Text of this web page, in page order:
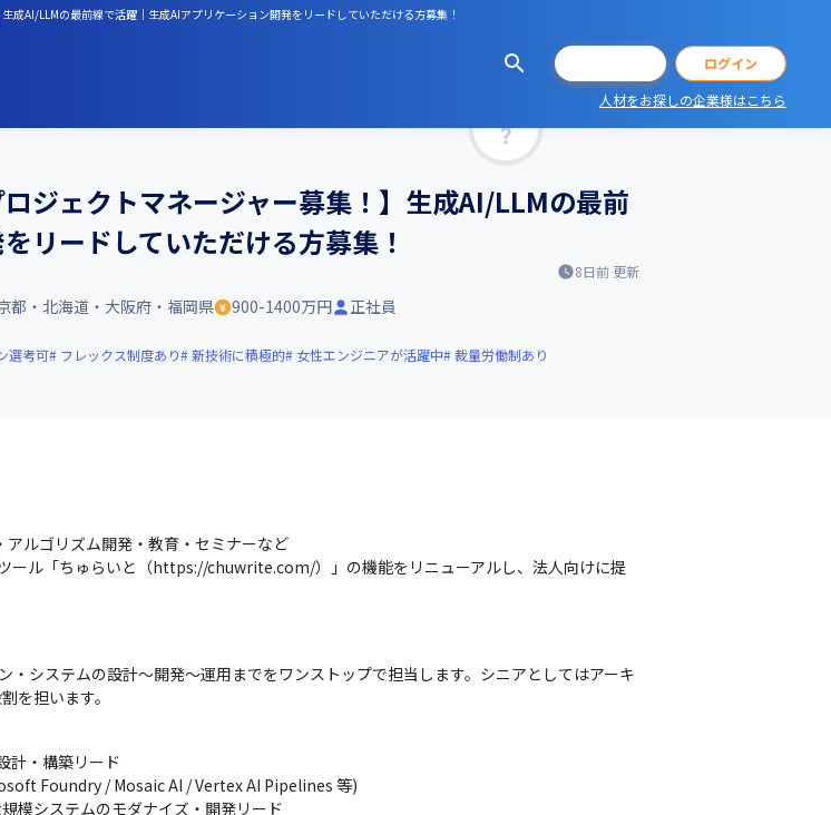
AI/LLMの最前線で活躍｜生成AIアプリケーション開発をリードしていただける方募集！
ログイン
人材をお探しの企業様はこちら
ジェクトマネージャー募集！】生成AI/LLMの最前
リードしていただける方募集！
8日前 更新
都・北海道・大阪府・福岡県 900-1400万円 正社員
選考可 フレックス制度あり 新技術に積極的 女性エンジニアが活躍中 裁量労働制あり
ルゴリズム開発・教育・セミナーなど
ール「ちゅらいと（https://chuwrite.com/）」の機能をリニューアルし、法人向けに提
システムの設計〜開発〜運用までをワンストップで担当します。シニアとしてはアーキ
を担います。
計・構築リード
Foundry / Mosaic AI / Vertex AI Pipelines 等)
模システムのモダナイズ・開発リード